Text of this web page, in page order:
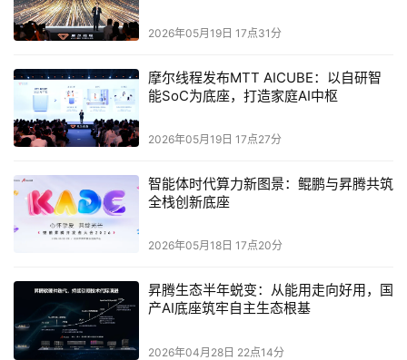
2026年05月19日 17点31分
摩尔线程发布MTT AICUBE：以自研智
能SoC为底座，打造家庭AI中枢
2026年05月19日 17点27分
智能体时代算力新图景：鲲鹏与昇腾共筑
全栈创新底座
2026年05月18日 17点20分
昇腾生态半年蜕变：从能用走向好用，国
产AI底座筑牢自主生态根基
2026年04月28日 22点14分